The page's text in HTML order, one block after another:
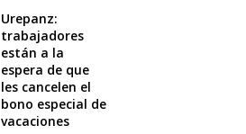
Urepanz:
trabajadores
están a la
espera de que
les cancelen el
bono especial de
vacaciones